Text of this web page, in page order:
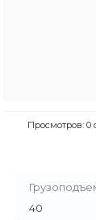
Просмотров: 0
40